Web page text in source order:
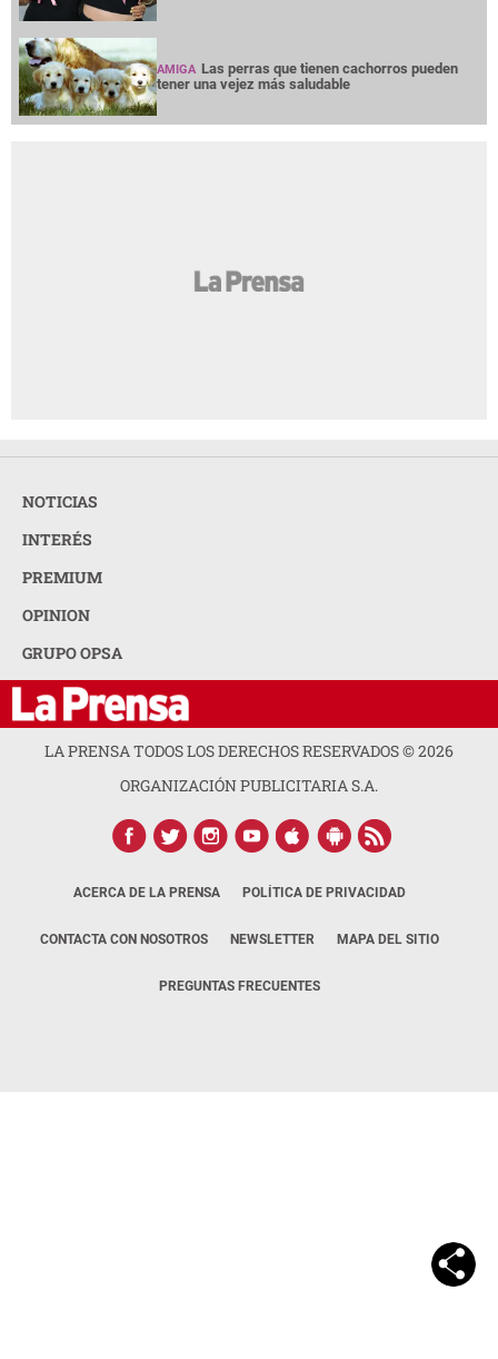
AMIGA Las perras que tienen cachorros pueden
tener una vejez más saludable
NOTICIAS
INTERÉS
PREMIUM
OPINION
GRUPO OPSA
LA PRENSA TODOS LOS DERECHOS RESERVADOS ©2026
ORGANIZACIÓN PUBLICITARIA S.A.
ACERCA DE LA PRENSA POLÍTICA DE PRIVACIDAD
CONTACTA CON NOSOTROS NEWSLETTER MAPA DEL SITIO
PREGUNTAS FRECUENTES